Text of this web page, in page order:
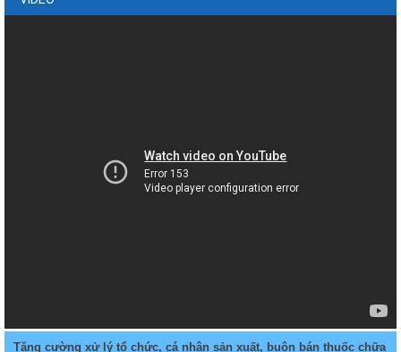
Tăng cường xử lý tổ chức, cá nhân sản xuất, buôn bán thuốc chữa